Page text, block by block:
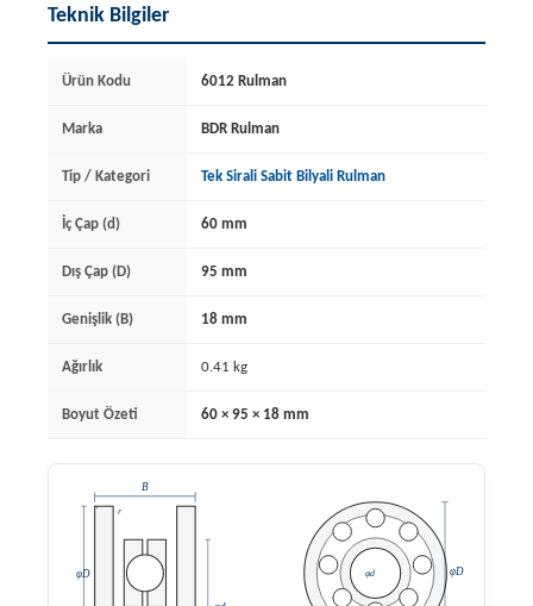
Teknik Bilgiler
Ürün Kodu 6012 Rulman
Marka BDR Rulman
Tip / Kategori Tek Sirali Sabit Bilyali Rulman
İç Çap (d) 60 mm
Dış Çap (D) 95 mm
Genişlik (B) 18 mm
Ağırlık 0.41 kg
Boyut Özeti 60 × 95 × 18 mm